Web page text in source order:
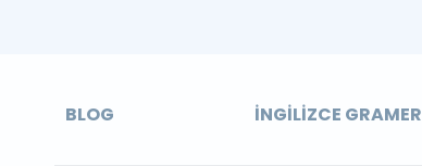
BLOG İNGILIZCE GRAMER